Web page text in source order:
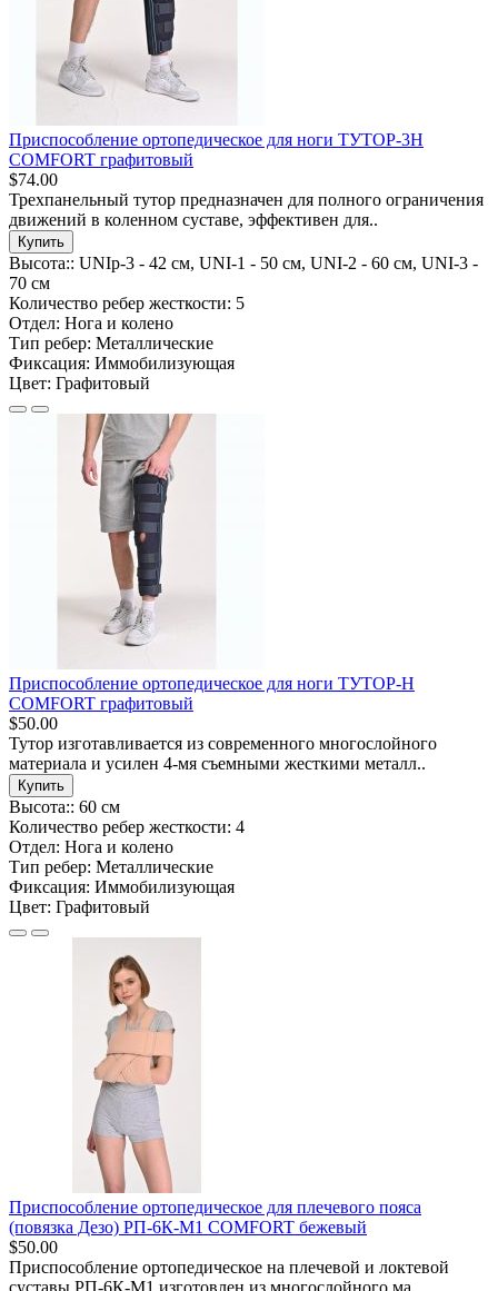
Приспособление ортопедическое для ноги ТУТОР-3Н
COMFORT графитовый
$74.00
Трехпанельный тутор предназначен для полного ограничения
движений в коленном суставе, эффективен для..
Купить
Высота:: UNIp-3 - 42 см, UNI-1 - 50 см, UNI-2 - 60 см, UNI-3 -
70 см
Количество ребер жесткости: 5
Отдел: Нога и колено
Тип ребер: Металлические
Фиксация: Иммобилизующая
Цвет: Графитовый
Приспособление ортопедическое для ноги ТУТОР-Н
COMFORT графитовый
$50.00
Тутор изготавливается из современного многослойного
материала и усилен 4-мя съемными жесткими металл..
Купить
Высота:: 60 см
Количество ребер жесткости: 4
Отдел: Нога и колено
Тип ребер: Металлические
Фиксация: Иммобилизующая
Цвет: Графитовый
Приспособление ортопедическое для плечевого пояса
(повязка Дезо) РП-6К-М1 COMFORT бежевый
$50.00
Приспособление ортопедическое на плечевой и локтевой
суставы РП-6К-М1 изготовлен из многослойного ма..